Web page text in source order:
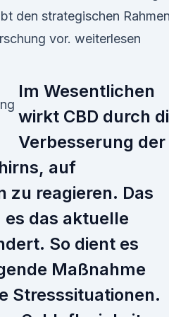
den strategischen
vor. weiterlesen
Im Wesentlichen
wirkt CBD durch
Verbesserung der
auf
zu reagieren. Das
das aktuelle
So dient es
Maßnahme
Stresssituationen.